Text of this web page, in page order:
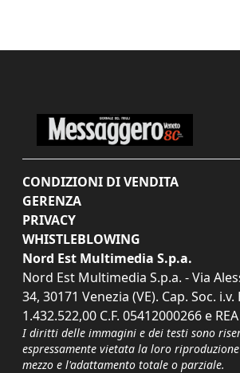
CONDIZIONI DI VENDITA
GERENZA
PRIVACY
WHISTLEBLOWING
Nord Est Multimedia S.p.a.
Nord Est Multimedia S.p.a. - Via
34, 30171 Venezia (VE). Cap. Soc. i.v.
1.432.522,00 C.F. 05412000266 e
I diritti delle immagini e dei testi sono
espressamente vietata la loro
mezzo e l'adattamento totale o parziale.